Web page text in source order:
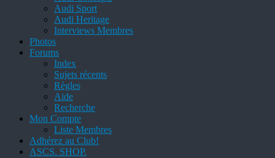
Audi Sport
Audi Heritage
Interviews Membres
Photos
Forums
Index
Sujets récents
Règles
Aide
Recherche
Mon Compte
Liste Membres
Adhérez au Club!
ASCS. SHOP.